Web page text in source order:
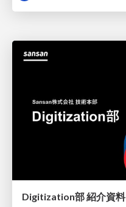
Digitization部 紹介資料